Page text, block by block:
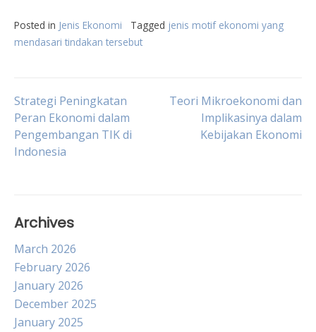
Posted in Jenis Ekonomi Tagged jenis motif ekonomi yang
mendasari tindakan tersebut
Post
navigation
Strategi Peningkatan
Peran Ekonomi dalam
Pengembangan TIK di
Indonesia
Teori Mikroekonomi dan
Implikasinya dalam
Kebijakan Ekonomi
Archives
March 2026
February 2026
January 2026
December 2025
January 2025